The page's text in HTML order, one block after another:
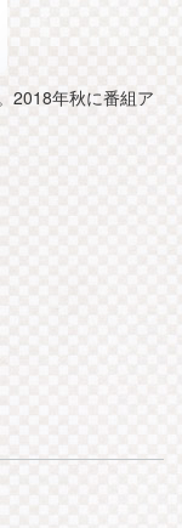
2018年秋に番組ア